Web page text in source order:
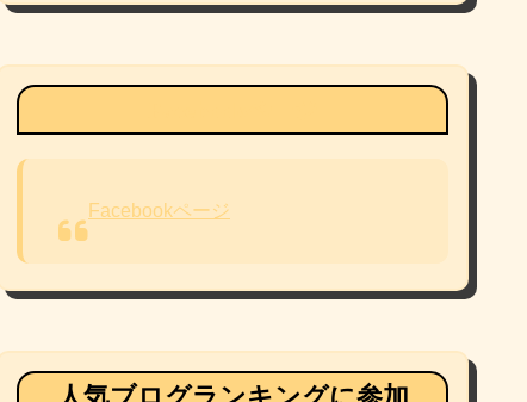
Facebookページ